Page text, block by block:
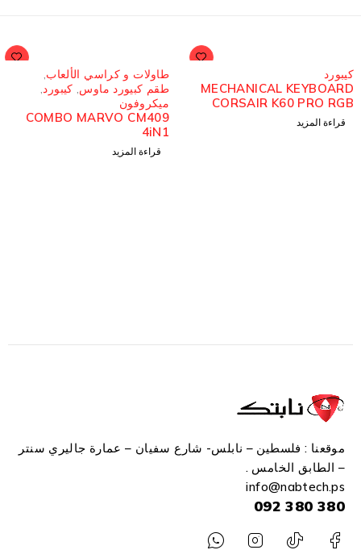
مُباع
كيبورد
MECHANICAL KEYBOARD
CORSAIR K60 PRO RGB
CHERRY SWITCHES
قراءة المزيد
مُباع
طاولات و كراسي الألعاب,
طقم كبيورد ماوس , كيبورد,
ميكروفون
COMBO MARVO CM409
4iN1
قراءة المزيد
موقعنا : فلسطين – نابلس- شارع سفيان – عمارة جاليري سنتر
– الطابق الخامس .
info@nabtech.ps
380 380 092